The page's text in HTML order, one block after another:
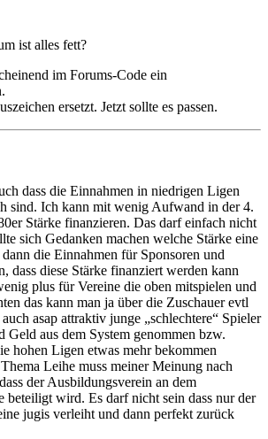
ist alles fett?
im Forums-Code ein
ersetzt. Jetzt sollte es passen.
dass die Einnahmen in niedrigen Ligen
sind. Ich kann mit wenig Aufwand in der 4.
Stärke finanzieren. Das darf einfach nicht
sich Gedanken machen welche Stärke eine
die Einnahmen für Sponsoren und
dass diese Stärke finanziert werden kann
plus für Vereine die oben mitspielen und
das kann man ja über die Zuschauer evtl
asap attraktiv junge „schlechtere“ Spieler
Geld aus dem System genommen bzw.
hohen Ligen etwas mehr bekommen
Leihe muss meiner Meinung nach
der Ausbildungsverein an dem
wird. Es darf nicht sein dass nur der
jugis verleiht und dann perfekt zurück